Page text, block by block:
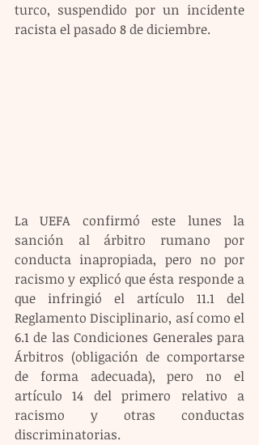
turco, suspendido por un incidente
racista el pasado 8 de diciembre.
La UEFA confirmó este lunes la
sanción al árbitro rumano por
conducta inapropiada, pero no por
racismo y explicó que ésta responde a
que infringió el artículo 11.1 del
Reglamento Disciplinario, así como el
6.1 de las Condiciones Generales para
Árbitros (obligación de comportarse
de forma adecuada), pero no el
artículo 14 del primero relativo a
racismo y otras conductas
discriminatorias.